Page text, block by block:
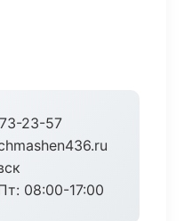
23-57
08:00-17:00